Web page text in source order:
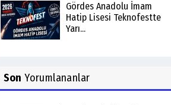
Gördes Anadolu İmam
Hatip Lisesi Teknofestte
Yarı...
Son Yorumlananlar